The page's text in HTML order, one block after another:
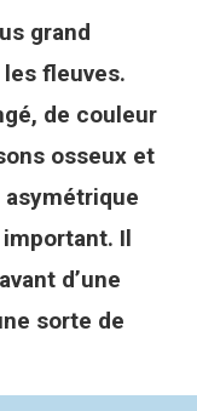
grand
fleuves.
de couleur
osseux et
asymétrique
Il
d’une
sorte de